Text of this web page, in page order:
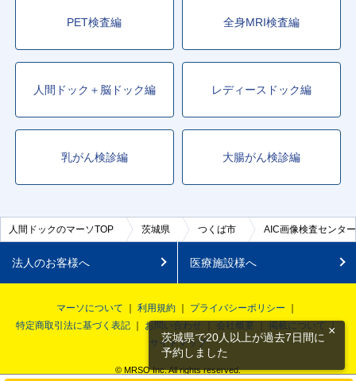
PET検査編 全身MRI検査編
人間ドック＋脳ドック編 レディースドック編
乳がん検診編 大腸がん検診編
人間ドックのマーソTOP 茨城県 つくば市 AIC画像検査センター
法人のお客様へ 医療施設様へ
マーソについて 利用規約
プライバシーポリシー
特定商取引法に基づく表記
お問い合わせ 会社概要
掲載について
サイトマップ
© MRSO Inc. All rights reserved.
茨城県で20人以上が過去7日間に
予約しました
×